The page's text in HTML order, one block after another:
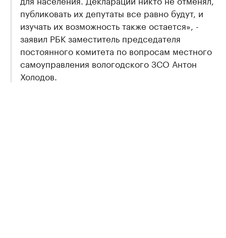
публиковать их депутаты все равно будут, и
изучать их возможность также остается», -
заявил РБК заместитель председателя
постоянного комитета по вопросам местного
самоуправления вологодского ЗСО Антон
Холодов.